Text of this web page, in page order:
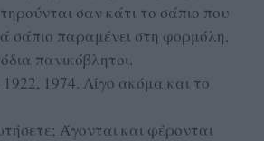
σαν κάτι το σάπιο που
σάπιο παραμένει στη φορμόλη,
πανικόβλητοι.
1974. Λίγο ακόμα και το
Άγονται και φέρονται